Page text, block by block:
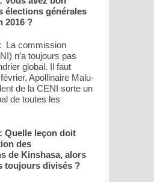
élections générales
2016 ?
La commission
n’a toujours pas
global. Il faut
Apollinaire Malu-
de la CENI sorte un
de toutes les
Quelle leçon doit
des
de Kinshasa, alors
toujours divisés ?